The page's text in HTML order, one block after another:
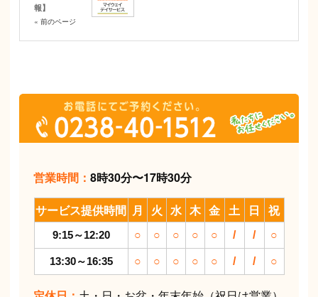
報】
« 前のページ
営業時間：8時30分〜17時30分
サービス提供時間 月 火 水 木 金 土 日 祝
9:15～12:20 ○ ○ ○ ○ ○ / / ○
13:30～16:35 ○ ○ ○ ○ ○ / / ○